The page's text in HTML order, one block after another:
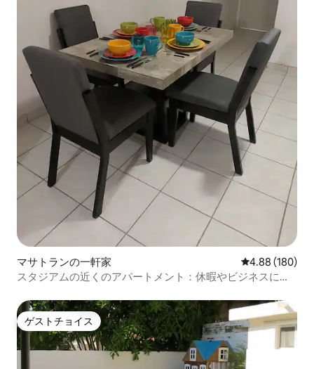
マサトランの一軒家 レビュー180
4.88 (180)
スタジアムの近くのアパートメント：休暇やビジネスに最
ゲストチョイス
ゲストチョイス